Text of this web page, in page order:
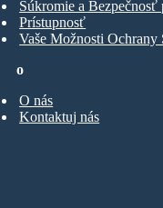
o
O nás
Kontaktuj nás
Súkromie a
Prístupnosť
Vaše Možnosti Ochrany